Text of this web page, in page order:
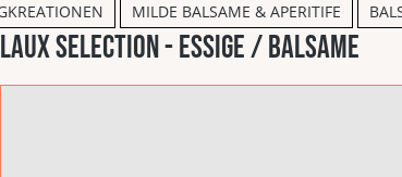
MILDE BALSAME & APERITIFE
Produktgalerie überspringen
LAUX SELECTION - Essige / Balsame